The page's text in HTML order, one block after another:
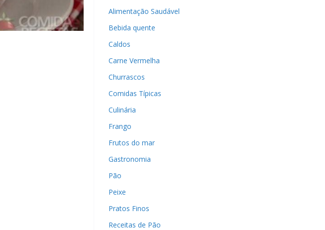
Alimentação Saudável
Bebida quente
Caldos
Carne Vermelha
Churrascos
Comidas Típicas
Culinária
Frango
Frutos do mar
Gastronomia
Pão
Peixe
Pratos Finos
Receitas de Pão